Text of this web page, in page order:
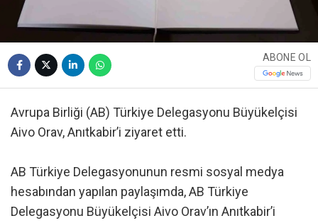
ABONE OL
Avrupa Birliği (AB) Türkiye Delegasyonu Büyükelçisi
Aivo Orav, Anıtkabir’i ziyaret etti.
AB Türkiye Delegasyonunun resmi sosyal medya
hesabından yapılan paylaşımda, AB Türkiye
Delegasyonu Büyükelçisi Aivo Orav’ın Anıtkabir’i